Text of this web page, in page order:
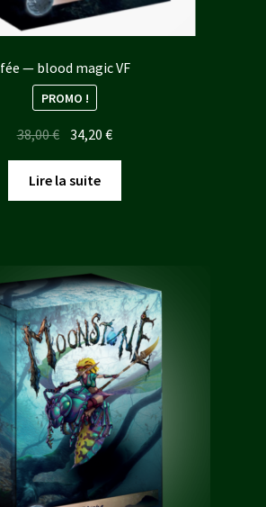
fée — blood magic VF
PROMO !
38,00€ Le
prix
initial
était :
34,20€Le
prix
est :
Lire la suite